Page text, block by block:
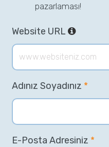
pazarlaması!
Website URL
Adınız Soyadınız *
E-Posta Adresiniz *